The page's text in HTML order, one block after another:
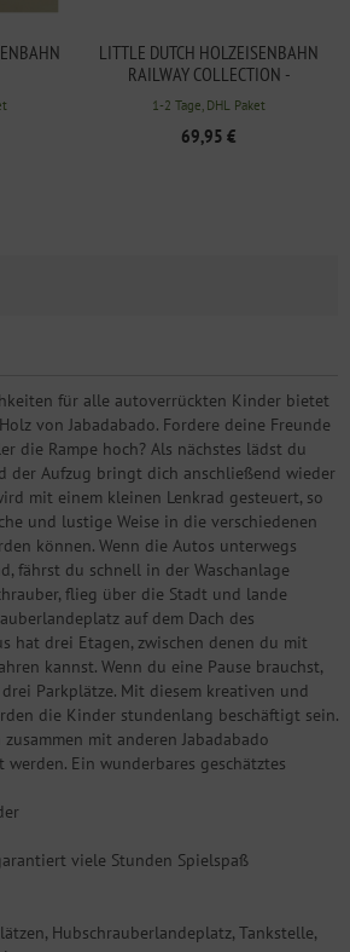
LITTLE DUTCH HOLZEISENBAHN
RAILWAY COLLECTION -
STARTERSET
1-2 Tage, DHL Paket
69,95 €
für alle autoverrückten Kinder bietet
von Jabadabado. Fordere deine Freunde
die Rampe hoch? Als nächstes lädst du
der Aufzug bringt dich anschließend wieder
mit einem kleinen Lenkrad gesteuert, so
und lustige Weise in die verschiedenen
können. Wenn die Autos unterwegs
fährst du schnell in der Waschanlage
flieg über die Stadt und lande
auf dem Dach des
hat drei Etagen, zwischen denen du mit
kannst. Wenn du eine Pause brauchst,
Parkplätze. Mit diesem kreativen und
die Kinder stundenlang beschäftigt sein.
mit anderen Jabadabado
Ein wunderbares geschätztes
viele Stunden Spielspaß
Hubschrauberlandeplatz, Tankstelle,